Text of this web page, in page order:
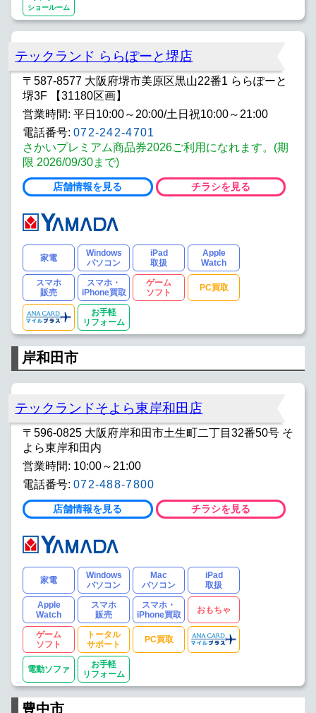
ショールーム
テックランド ららぽーと堺店
〒587-8577 大阪府堺市美原区黒山22番1 ららぽーと
堺3F 【31180区画】
営業時間: 平日10:00～20:00/土日祝10:00～21:00
電話番号: 072-242-4701
さかいプレミアム商品券2026ご利用になれます。(期
限 2026/09/30まで)
店舗情報を見る チラシを見る
家電
Windows
パソコン
iPad
取扱
Apple
Watch
スマホ
販売
スマホ・
iPhone買取
ゲーム
ソフト
PC買取
お手軽
リフォーム
岸和田市
テックランドそよら東岸和田店
〒596-0825 大阪府岸和田市土生町二丁目32番50号 そ
よら東岸和田内
営業時間: 10:00～21:00
電話番号: 072-488-7800
店舗情報を見る チラシを見る
家電
Windows
パソコン
Mac
パソコン
iPad
取扱
Apple
Watch
スマホ
販売
スマホ・
iPhone買取
おもちゃ
ゲーム
ソフト
トータル
サポート
PC買取
電動ソファ
お手軽
リフォーム
豊中市